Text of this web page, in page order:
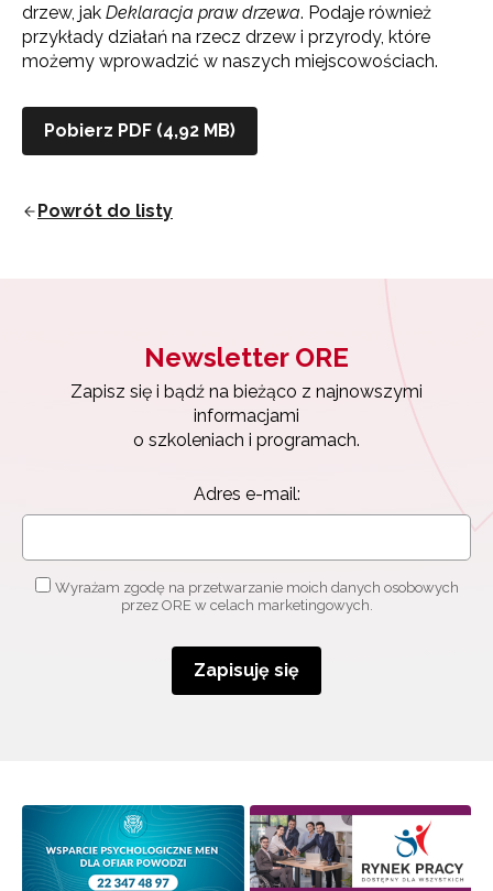
drzew, jak Deklaracja praw drzewa. Podaje również
przykłady działań na rzecz drzew i przyrody, które
możemy wprowadzić w naszych miejscowościach.
Pobierz PDF (4,92 MB)
Powrót do listy
Newsletter ORE
Zapisz się i bądź na bieżąco z najnowszymi
informacjami
o szkoleniach i programach.
Adres e-mail:
Wyrażam zgodę na przetwarzanie moich danych osobowych
przez ORE w celach marketingowych.
Zapisuję się